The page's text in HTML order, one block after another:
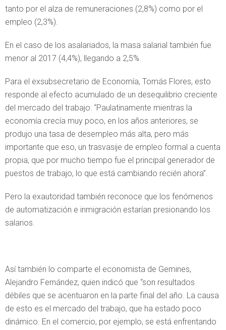
tanto por el alza de remuneraciones (2,8%) como por el
empleo (2,3%).
En el caso de los asalariados, la masa salarial también fue
menor al 2017 (4,4%), llegando a 2,5%.
Para el exsubsecretario de Economía, Tomás Flores, esto
responde al efecto acumulado de un desequilibrio creciente
del mercado del trabajo: “Paulatinamente mientras la
economía crecía muy poco, en los años anteriores, se
produjo una tasa de desempleo más alta, pero más
importante que eso, un trasvasije de empleo formal a cuenta
propia, que por mucho tiempo fue el principal generador de
puestos de trabajo, lo que está cambiando recién ahora”.
Pero la exautoridad también reconoce que los fenómenos
de automatización e inmigración estarían presionando los
salarios.
Así también lo comparte el economista de Gemines,
Alejandro Fernández, quien indicó que “son resultados
débiles que se acentuaron en la parte final del año. La causa
de esto es el mercado del trabajo, que ha estado poco
dinámico. En el comercio, por ejemplo, se está enfrentando